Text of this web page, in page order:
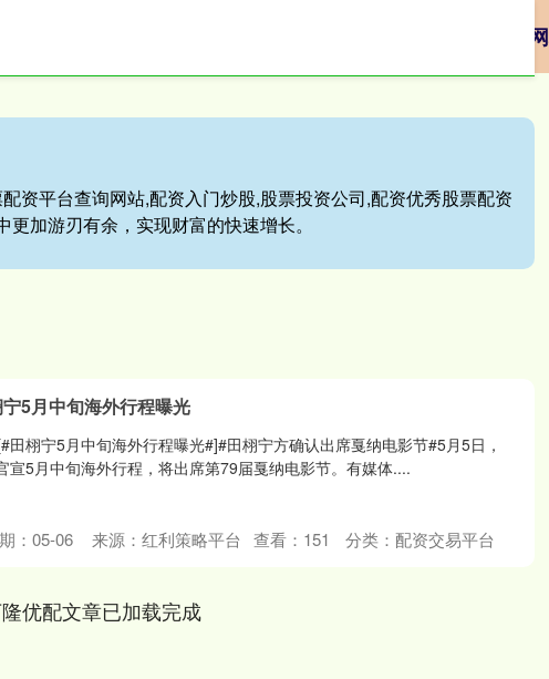
股票配资平台查询
资平台查询网站,配资入门炒股,股票投资公司,配资优秀股票配资
加游刃有余，实现财富的快速增长。
5月中旬海外行程曝光
田栩宁5月中旬海外行程曝光#]#田栩宁方确认出席戛纳电影节#5月5日，
宣5月中旬海外行程，将出席第79届戛纳电影节。有媒体....
：05-06 来源：红利策略平台 查看： 151 分类： 配资交易平台
优配文章已加载完成